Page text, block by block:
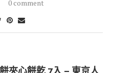
0 comment